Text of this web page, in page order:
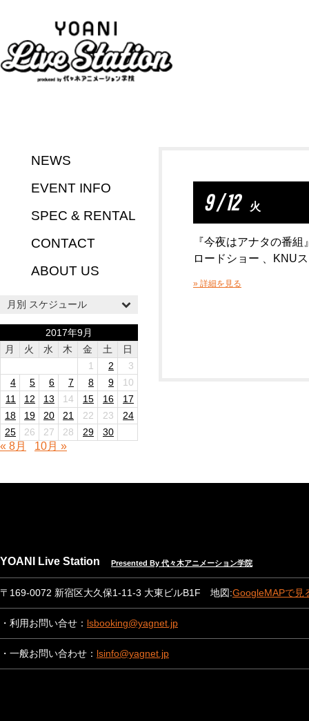
NEWS
EVENT INFO
SPEC & RENTAL
CONTACT
ABOUT US
月別 スケジュール
2017年9月
月
火 水 木 金 土
日
1
2
3
4
5 6 7 8 9
10
11
12 13 14 15 16
17
18
19 20 21 22 23
24
25
26 27 28 29 30
« 8月 10月 »
9 / 12 火
『今夜はアナタの番
ロードショー 、KNU
» 詳細を見る
YOANI Live Station Presented By 代々木アニメーション学院
〒169-0072 新宿区大久保1-11-3 大東ビルB1F 地図:GoogleMAPで見
・利用お問い合せ： lsbooking@yagnet.jp
・一般お問い合わせ： lsinfo@yagnet.jp